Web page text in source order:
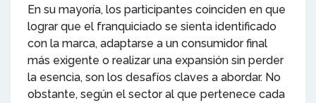
En su mayoría, los participantes coinciden en que
lograr que el franquiciado se sienta identificado
con la marca, adaptarse a un consumidor final
más exigente o realizar una expansión sin perder
la esencia, son los desafíos claves a abordar. No
obstante, según el sector al que pertenece cada